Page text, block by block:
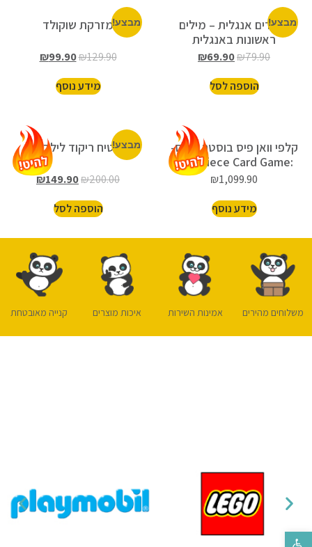
פתח סרגל נגישות
מבצע!
לומדים אנגלית – מילים
ראשונות באנגלית
₪79.90
₪69.90
הוספה לסל
מבצע!מזרקת שוקולד
₪129.90
₪99.90
מידע נוסף
קלפי וואן פיס בוסטר בוקס-
One Piece Card Game:
Booster Box – Wings of
₪1,099.90
מידע נוסף
מבצע!שטיח ריקוד לילדים
₪200.00
₪149.90
הוספה לסל
משלוחים מהירים אמינות השירות איכות מוצרים קנייה מאובטחת